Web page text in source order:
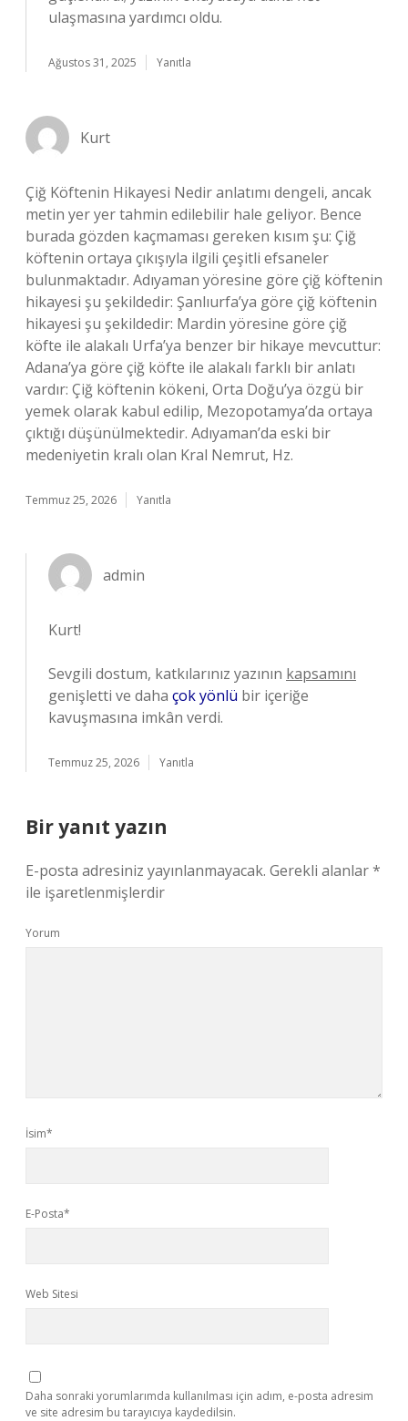
ulaşmasına yardımcı oldu.
Ağustos 31, 2025 Yanıtla
Kurt
Çiğ Köftenin Hikayesi Nedir anlatımı dengeli, ancak
metin yer yer tahmin edilebilir hale geliyor. Bence
burada gözden kaçmaması gereken kısım şu: Çiğ
köftenin ortaya çıkışıyla ilgili çeşitli efsaneler
bulunmaktadır. Adıyaman yöresine göre çiğ köftenin
hikayesi şu şekildedir: Şanlıurfa’ya göre çiğ köftenin
hikayesi şu şekildedir: Mardin yöresine göre çiğ
köfte ile alakalı Urfa’ya benzer bir hikaye mevcuttur:
Adana’ya göre çiğ köfte ile alakalı farklı bir anlatı
vardır: Çiğ köftenin kökeni, Orta Doğu’ya özgü bir
yemek olarak kabul edilip, Mezopotamya’da ortaya
çıktığı düşünülmektedir. Adıyaman’da eski bir
medeniyetin kralı olan Kral Nemrut, Hz.
Temmuz 25, 2026 Yanıtla
admin
Kurt!
Sevgili dostum, katkılarınız yazının kapsamını
genişletti ve daha çok yönlü bir içeriğe
kavuşmasına imkân verdi.
Temmuz 25, 2026 Yanıtla
Bir yanıt yazın
E-posta adresiniz yayınlanmayacak. Gerekli alanlar*
ile işaretlenmişlerdir
Yorum
İsim*
E-Posta*
Web Sitesi
Daha sonraki yorumlarımda kullanılması için adım, e-posta adresim
ve site adresim bu tarayıcıya kaydedilsin.